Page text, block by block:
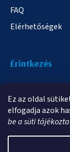
Ez az oldal
elfogadja azok
be a süti
FAQ
Elérhetőségek
Érintkezés